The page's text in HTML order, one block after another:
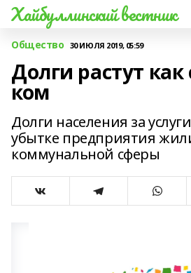
Хайбуллинский вестник
Общество 30 ИЮЛЯ 2019, 05:59
Долги растут
ком
Долги населения за
убытке предприятия
коммунальной сферы